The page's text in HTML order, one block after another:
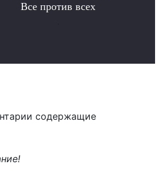
Все против всех
содержащие